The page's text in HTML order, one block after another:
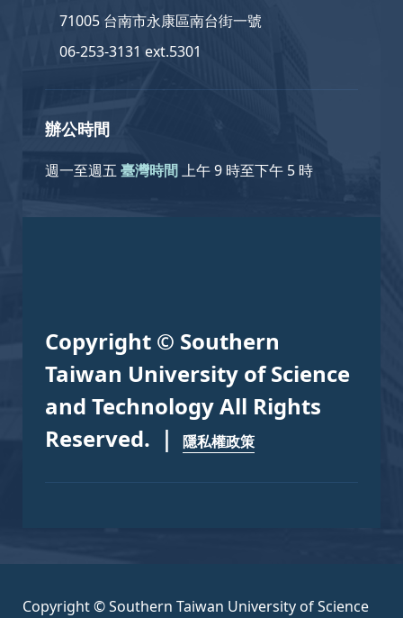
71005 台南市永康區南台街一號
06-253-3131 ext.5301
辦公時間
週一至週五臺灣時間上午 9 時至下午 5 時
Copyright © Southern
Taiwan University of Science
and Technology All Rights
Reserved. ｜
隱私權政策
Copyright © Southern Taiwan University of Science